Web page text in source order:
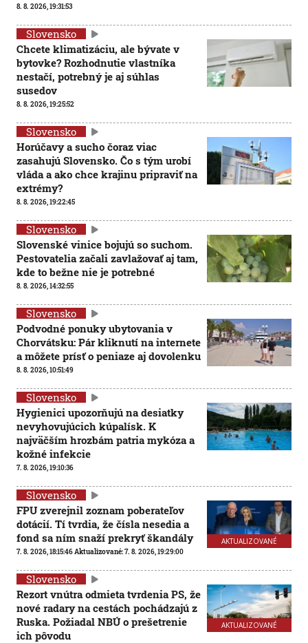
8. 8. 2026, 19:31:53
Slovensko
Chcete klimatizáciu, ale bývate v
bytovke? Rozhodnutie vlastníka
nestačí, potrebný je aj súhlas
susedov
8. 8. 2026, 19:25:52
Slovensko
Horúčavy a sucho čoraz viac
zasahujú Slovensko. Čo s tým urobí
vláda a ako chce krajinu pripraviť na
extrémy?
8. 8. 2026, 19:22:45
Slovensko
Slovenské vinice bojujú so suchom.
Pestovatelia začali zavlažovať aj tam,
kde to bežne nie je potrebné
8. 8. 2026, 14:32:55
Slovensko
Podvodné ponuky ubytovania v
Chorvátsku: Pár kliknutí na internete
a môžete prísť o peniaze aj dovolenku
8. 8. 2026, 10:51:49
Slovensko
Hygienici upozorňujú na desiatky
nevyhovujúcich kúpalísk. K
najväčším hrozbám patria mykóza a
kožné infekcie
7. 8. 2026, 19:10:36
AKTUALIZOVANÉ
Slovensko
FPU zverejnil zoznam poberateľov
dotácií. Tí tvrdia, že čísla nesedia a
fond sa ním snaží prekryť škandály
7. 8. 2026, 18:15:46Aktualizované:7. 8. 2026, 19:29:00
AKTUALIZOVANÉ
Slovensko
Rezort vnútra odmieta tvrdenia PS, že
nové radary na cestách pochádzajú z
Ruska. Požiadal NBÚ o prešetrenie
ich pôvodu